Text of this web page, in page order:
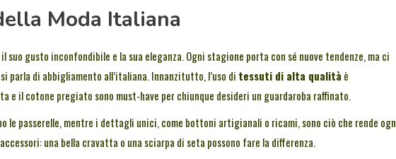
Moda Italiana
gusto inconfondibile e la sua eleganza. Ogni stagione porta con sé nuove tendenze, ma ci
parla di abbigliamento all’italiana. Innanzitutto, l’uso di tessuti di alta qualità è
e il cotone pregiato sono must-have per chiunque desideri un guardaroba raffinato.
le passerelle, mentre i dettagli unici, come bottoni artigianali o ricami, sono ciò che rende
una bella cravatta o una sciarpa di seta possono fare la differenza.